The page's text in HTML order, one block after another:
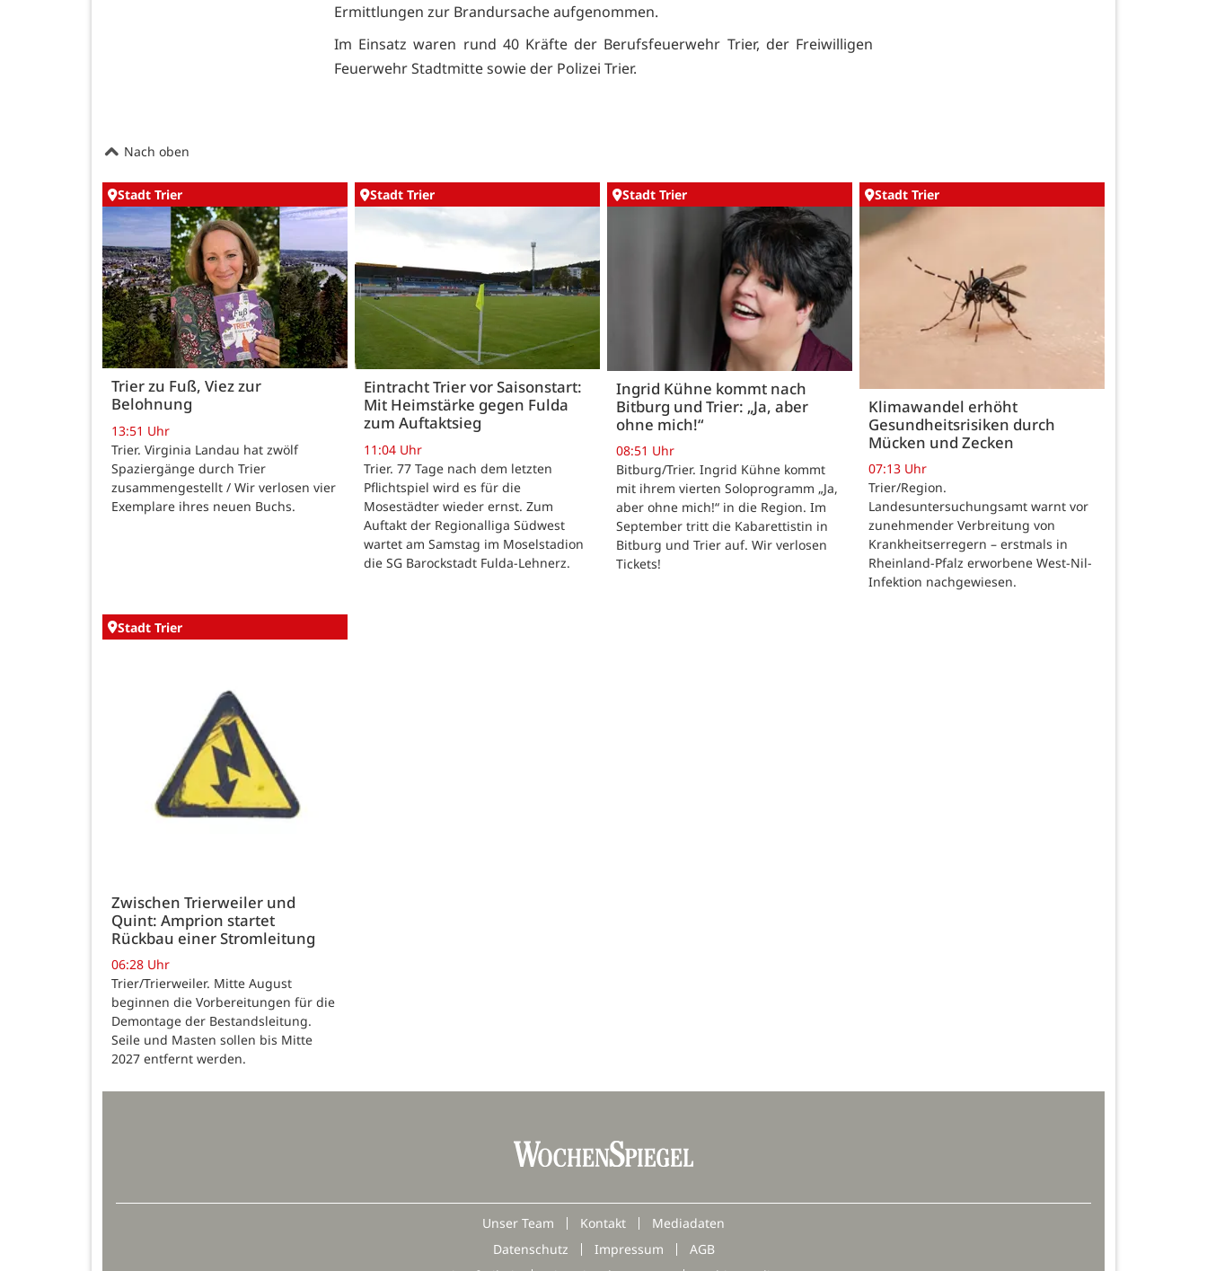
Ermittlungen zur Brandursache aufgenommen.
Im Einsatz waren rund 40 Kräfte der Berufsfeuerwehr Trier, der Freiwilligen
Feuerwehr Stadtmitte sowie der Polizei Trier.
Nach oben
Stadt Trier
Trier zu Fuß, Viez zur
Belohnung
13:51 Uhr
Trier. Virginia Landau hat zwölf
Spaziergänge durch Trier
zusammengestellt / Wir verlosen vier
Exemplare ihres neuen Buchs.
Stadt Trier
Eintracht Trier vor Saisonstart:
Mit Heimstärke gegen Fulda
zum Auftaktsieg
11:04 Uhr
Trier. 77 Tage nach dem letzten
Pflichtspiel wird es für die
Mosestädter wieder ernst. Zum
Auftakt der Regionalliga Südwest
wartet am Samstag im Moselstadion
die SG Barockstadt Fulda-Lehnerz.
Stadt Trier
Ingrid Kühne kommt nach
Bitburg und Trier: „Ja, aber
ohne mich!“
08:51 Uhr
Bitburg/Trier. Ingrid Kühne kommt
mit ihrem vierten Soloprogramm „Ja,
aber ohne mich!“ in die Region. Im
September tritt die Kabarettistin in
Bitburg und Trier auf. Wir verlosen
Tickets!
Stadt Trier
Klimawandel erhöht
Gesundheitsrisiken durch
Mücken und Zecken
07:13 Uhr
Trier/Region.
Landesuntersuchungsamt warnt vor
zunehmender Verbreitung von
Krankheitserregern – erstmals in
Rheinland-Pfalz erworbene West-Nil-
Infektion nachgewiesen.
Stadt Trier
Zwischen Trierweiler und
Quint: Amprion startet
Rückbau einer Stromleitung
06:28 Uhr
Trier/Trierweiler. Mitte August
beginnen die Vorbereitungen für die
Demontage der Bestandsleitung.
Seile und Masten sollen bis Mitte
2027 entfernt werden.
Unser Team Kontakt
Mediadaten
Datenschutz
Impressum
AGB